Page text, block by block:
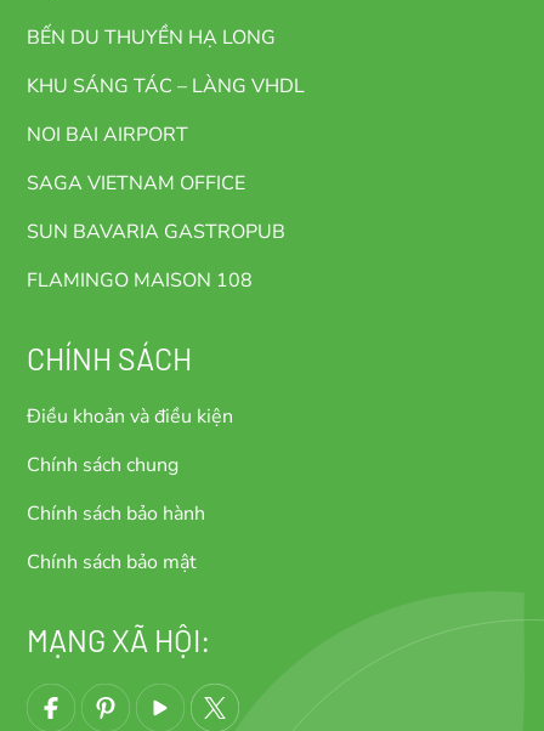
BẾN DU THUYỀN HẠ LONG
KHU SÁNG TÁC – LÀNG VHDL
NOI BAI AIRPORT
SAGA VIETNAM OFFICE
SUN BAVARIA GASTROPUB
FLAMINGO MAISON 108
CHÍNH SÁCH
Điều khoản và điều kiện
Chính sách chung
Chính sách bảo hành
Chính sách bảo mật
MẠNG XÃ HỘI: